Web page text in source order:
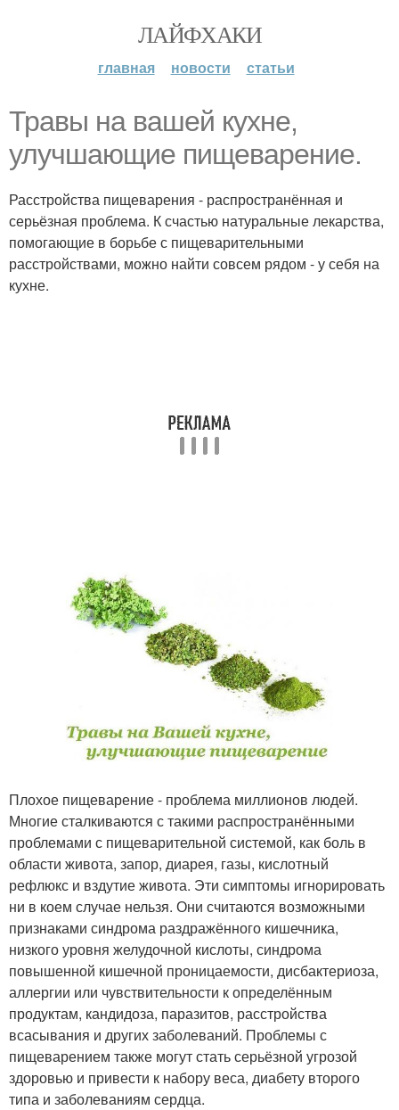
ЛАЙФХАКИ
главная новости статьи
Травы на вашей кухне,
улучшающие пищеварение.
Расстройства пищеварения - распространённая и
серьёзная проблема. К счастью натуральные лекарства,
помогающие в борьбе с пищеварительными
расстройствами, можно найти совсем рядом - у себя на
кухне.
Плохое пищеварение - проблема миллионов людей.
Многие сталкиваются с такими распространёнными
проблемами с пищеварительной системой, как боль в
области живота, запор, диарея, газы, кислотный
рефлюкс и вздутие живота. Эти симптомы игнорировать
ни в коем случае нельзя. Они считаются возможными
признаками синдрома раздражённого кишечника,
низкого уровня желудочной кислоты, синдрома
повышенной кишечной проницаемости, дисбактериоза,
аллергии или чувствительности к определённым
продуктам, кандидоза, паразитов, расстройства
всасывания и других заболеваний. Проблемы с
пищеварением также могут стать серьёзной угрозой
здоровью и привести к набору веса, диабету второго
типа и заболеваниям сердца.